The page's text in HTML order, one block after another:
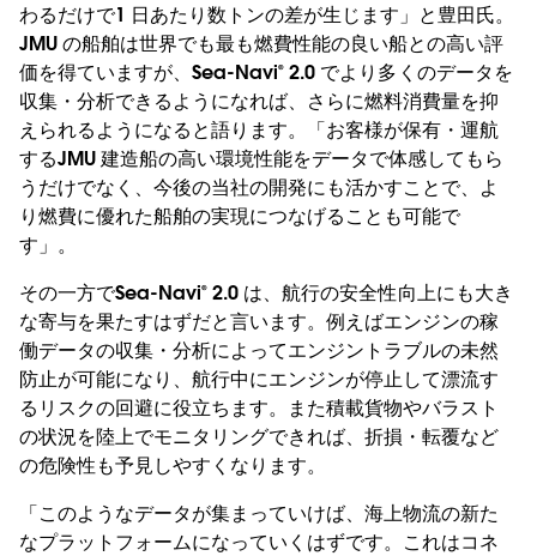
わるだけで1 日あたり数トンの差が生じます」と豊田氏。
JMU の船舶は世界でも最も燃費性能の良い船との高い評
価を得ていますが、Sea-Navi® 2.0 でより多くのデータを
収集・分析できるようになれば、さらに燃料消費量を抑
えられるようになると語ります。「お客様が保有・運航
するJMU 建造船の高い環境性能をデータで体感してもら
うだけでなく、今後の当社の開発にも活かすことで、よ
り燃費に優れた船舶の実現につなげることも可能で
す」。
その一方でSea-Navi® 2.0 は、航行の安全性向上にも大き
な寄与を果たすはずだと言います。例えばエンジンの稼
働データの収集・分析によってエンジントラブルの未然
防止が可能になり、航行中にエンジンが停止して漂流す
るリスクの回避に役立ちます。また積載貨物やバラスト
の状況を陸上でモニタリングできれば、折損・転覆など
の危険性も予見しやすくなります。
「このようなデータが集まっていけば、海上物流の新た
なプラットフォームになっていくはずです。これはコネ